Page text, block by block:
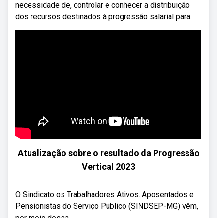
necessidade de, controlar e conhecer a distribuição
dos recursos destinados à progressão salarial para.
Atualização sobre o resultado da Progressão
Vertical 2023
O Sindicato os Trabalhadores Ativos, Aposentados e
Pensionistas do Serviço Público (SINDSEP-MG) vêm,